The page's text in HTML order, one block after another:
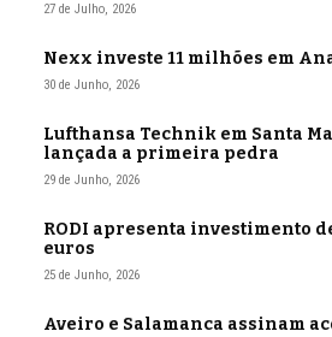
27 de Julho, 2026
Nexx investe 11 milhões em
30 de Junho, 2026
Lufthansa Technik em Santa
lançada a primeira pedra
29 de Junho, 2026
RODI apresenta investimento
euros
25 de Junho, 2026
Aveiro e Salamanca assinam